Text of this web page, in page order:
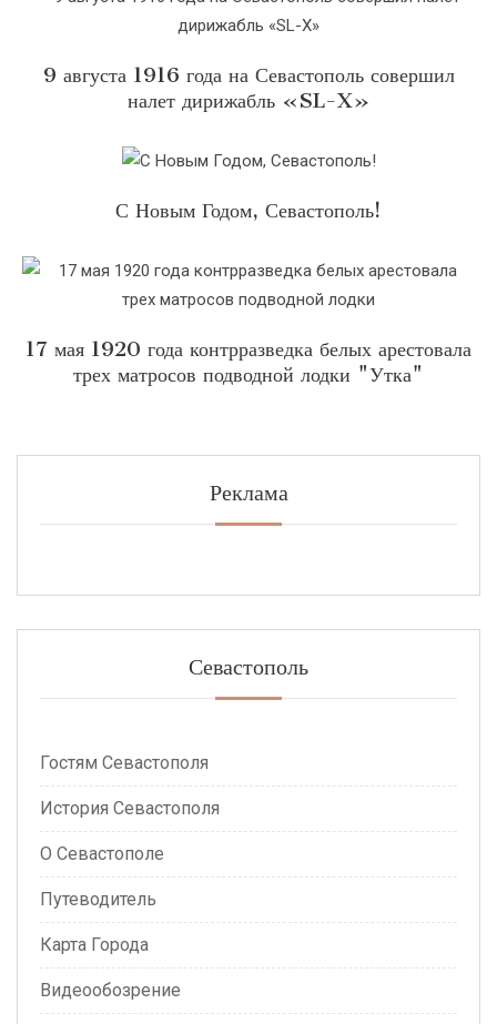
9 августа 1916 года на Севастополь совершил
налет дирижабль «SL-X»
С Новым Годом, Севастополь!
17 мая 1920 года контрразведка белых арестовала
трех матросов подводной лодки "Утка"
Реклама
Севастополь
Гостям Севастополя
История Севастополя
О Севастополе
Путеводитель
Карта Города
Видеообозрение